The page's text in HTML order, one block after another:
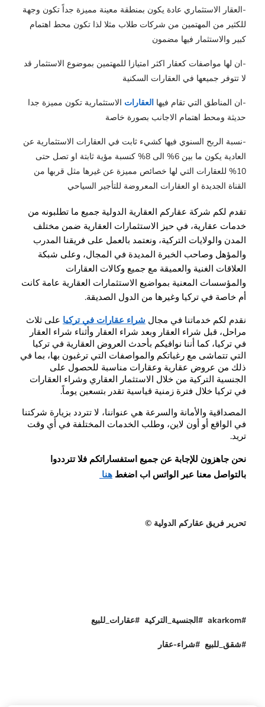
-العقار الاستثماري عادة يكون بمنطقة معينة مميزة جداً تكون وجهة
للكثير من المهتمين من شركات طلاب مثلا لذا تكون محط اهتمام
كبير والاستثمار فيها مضمون
-ان لها مواصفات كعقار اكثر امتيازا للمهتمين بموضوع الاستثمار قد
لا تتوفر جميعها في العقارات السكنية
-ان المناطق التي تقام فيها العقارات الاستثمارية تكون مميزة جدا
حديثة ومحط اهتمام الاجانب بصورة خاصة
-نسبة الربح السنوي فيها كشيء ثابت في العقارات الاستثمارية عن
العادية يكون ما بين 6% الى 8% كنسبة مؤية ثابتة او تصل حتى
10% للعقارات التي لها خصائص مميزة عن غيرها مثل قربها من
القناة الجديدة او العقارات المعروضة للتأجير السياحي
أم خاصة في تركيا وغيرها من الدول الصديقة.
نقدم لكم خدماتنا في مجال شراء عقارات في تركيا
في تركيا خلال فترة زمنية قياسية تقدر بتسعين يوماً.
تريد.
بالتواصل معنا عبر الواتس اب اضغط هنا
تحرير فريق عقاركم الدولية ©
#akarkom #الجنسية_التركية #عقارات_للبيع
#شقق_للبيع #شراء-عقار